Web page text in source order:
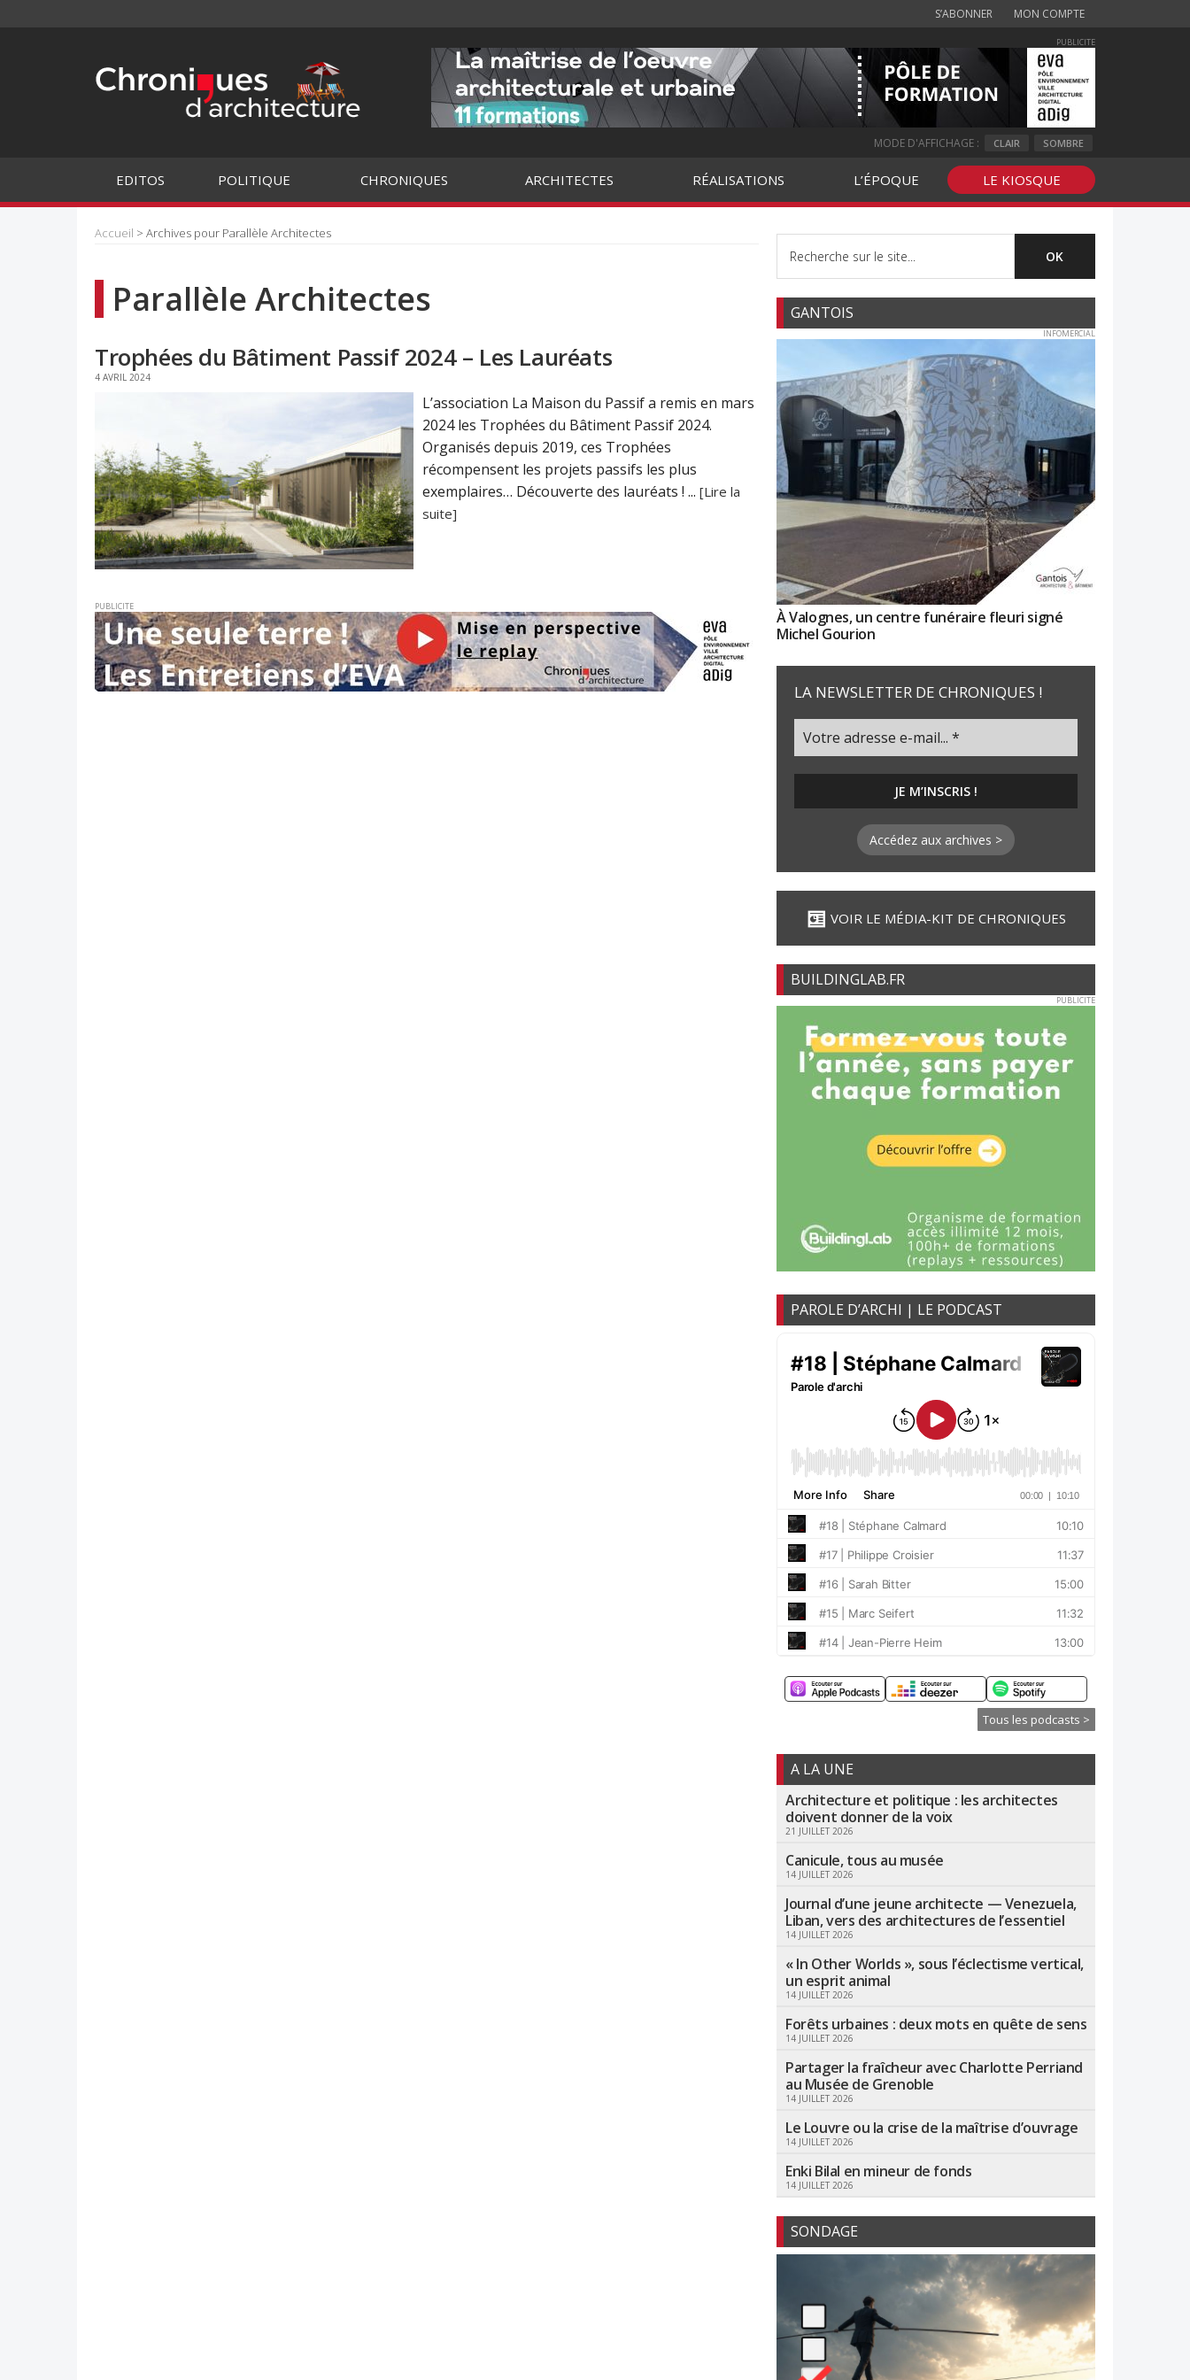
S’ABONNER MON COMPTE
PUBLICITE
MODE D'AFFICHAGE : CLAIR SOMBRE
EDITOS POLITIQUE CHRONIQUES ARCHITECTES RÉALISATIONS L’ÉPOQUE LE KIOSQUE
Accueil > Archives pour Parallèle Architectes
Parallèle Architectes
Trophées du Bâtiment Passif 2024 – Les Lauréats
4 AVRIL 2024
L’association La Maison du Passif a remis en mars
2024 les Trophées du Bâtiment Passif 2024.
Organisés depuis 2019, ces Trophées
récompensent les projets passifs les plus
exemplaires… Découverte des lauréats ! ... [Lire la
suite]
PUBLICITE
GANTOIS
INFOMERCIAL
À Valognes, un centre funéraire fleuri signé
Michel Gourion
LA NEWSLETTER DE CHRONIQUES !
Accédez aux archives >
VOIR LE MÉDIA-KIT DE CHRONIQUES
BUILDINGLAB.FR
PUBLICITE
PAROLE D’ARCHI | LE PODCAST
Tous les podcasts >
A LA UNE
Architecture et politique : les architectes
doivent donner de la voix
21 JUILLET 2026
Canicule, tous au musée
14 JUILLET 2026
Journal d’une jeune architecte — Venezuela,
Liban, vers des architectures de l’essentiel
14 JUILLET 2026
« In Other Worlds », sous l’éclectisme vertical,
un esprit animal
14 JUILLET 2026
Forêts urbaines : deux mots en quête de sens
14 JUILLET 2026
Partager la fraîcheur avec Charlotte Perriand
au Musée de Grenoble
14 JUILLET 2026
Le Louvre ou la crise de la maîtrise d’ouvrage
14 JUILLET 2026
Enki Bilal en mineur de fonds
14 JUILLET 2026
SONDAGE